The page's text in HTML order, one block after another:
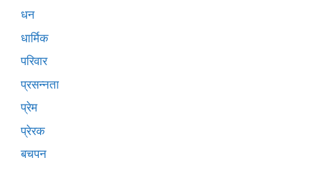
धन
धार्मिक
परिवार
प्रसन्नता
प्रेम
प्रेरक
बचपन